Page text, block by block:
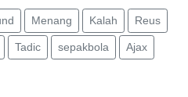
Menang Kalah Reus
Tadic sepakbola Ajax